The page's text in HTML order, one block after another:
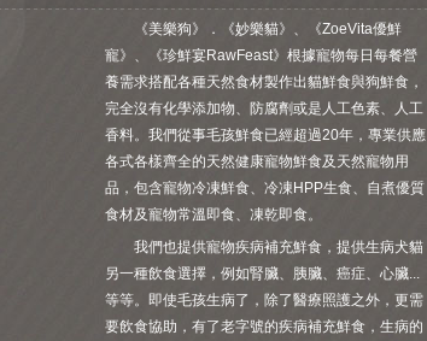
《美樂狗》．《妙樂貓》、《ZoeVita優鮮
寵》、《珍鮮宴RawFeast》根據寵物每日每餐營
養需求搭配各種天然食材製作出貓鮮食與狗鮮食，
完全沒有化學添加物、防腐劑或是人工色素、人工
香料。我們從事毛孩鮮食已經超過20年，專業供應
各式各樣齊全的天然健康寵物鮮食及天然寵物用
品，包含寵物冷凍鮮食、冷凍HPP生食、自煮優質
食材及寵物常溫即食、凍乾即食。
我們也提供寵物疾病補充鮮食，提供生病犬貓
另一種飲食選擇，例如腎臟、胰臟、癌症、心臟...
等等。即使毛孩生病了，除了醫療照護之外，更需
要飲食協助，有了老字號的疾病補充鮮食，生病的